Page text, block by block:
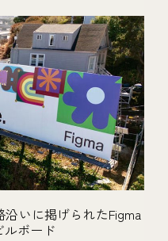
いに掲げられたFigma
ルボード